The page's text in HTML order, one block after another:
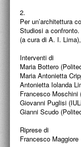
ARTISTI
DUETTI / DUELLI
LABORATORI DI
PROGETTI
PROGETTI
PROGETTO
2.
Per un’architettura
Studiosi a
(a cura di A. I.
Interventi di
Maria Bottero
Maria Antonietta
Antonietta Iolanda
Francesco Moschini
Giovanni Puglisi
Gianni Scudo
Riprese di
Francesco Maggiore